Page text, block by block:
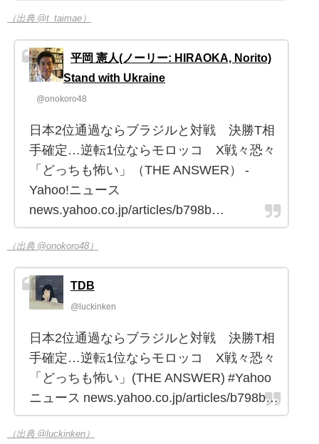
（出典 @t_taimae）
平岡 憲人(ノーリー: HIRAOKA, Norito)
Stand with Ukraine
@onokoro48
日本2位通過ならブラジルと対戦 決勝T相
手確定…逆転1位ならモロッコ X戦々恐々
「どっちも怖い」（THE ANSWER） -
Yahoo!ニュース
news.yahoo.co.jp/articles/b798b…
（出典 @onokoro48）
TDB
@luckinken
日本2位通過ならブラジルと対戦 決勝T相
手確定…逆転1位ならモロッコ X戦々恐々
「どっちも怖い」(THE ANSWER) #Yahoo
ニュース news.yahoo.co.jp/articles/b798b…
（出典 @luckinken）